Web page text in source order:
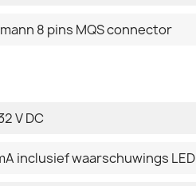
8 pins MQS connector
V DC
inclusief waarschuwings LED